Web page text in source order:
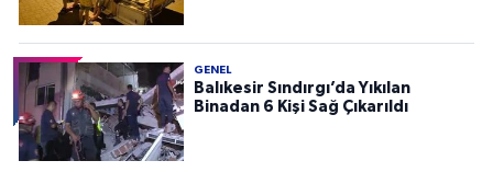
GENEL
Balıkesir Sındırgı’da Yıkılan
Binadan 6 Kişi Sağ Çıkarıldı